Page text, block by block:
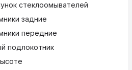
стеклоомывателей
задние
передние
подлокотник